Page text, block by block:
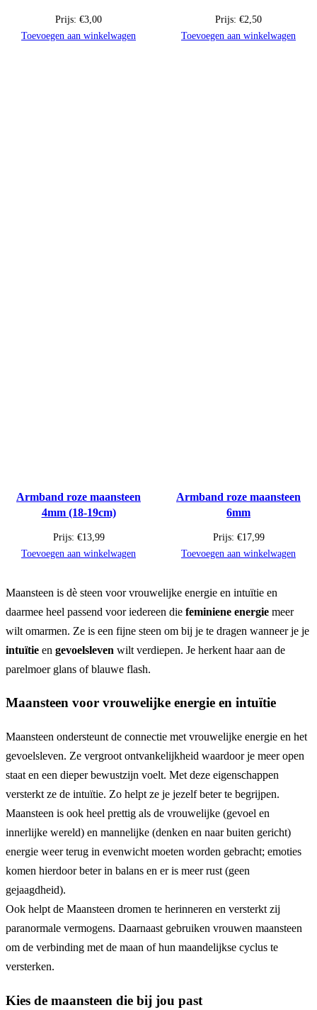
Prijs: €3,00
Toevoegen aan winkelwagen
Prijs: €2,50
Toevoegen aan winkelwagen
Armband roze maansteen
4mm (18-19cm)
Prijs: €13,99
Toevoegen aan winkelwagen
Armband roze maansteen
6mm
Prijs: €17,99
Toevoegen aan winkelwagen
Maansteen is dè steen voor vrouwelijke energie en intuïtie en
daarmee heel passend voor iedereen die feminiene energie meer
wilt omarmen. Ze is een fijne steen om bij je te dragen wanneer je je
intuïtie en gevoelsleven wilt verdiepen. Je herkent haar aan de
parelmoer glans of blauwe flash.
Maansteen voor vrouwelijke energie en intuïtie
Maansteen ondersteunt de connectie met vrouwelijke energie en het
gevoelsleven. Ze vergroot ontvankelijkheid waardoor je meer open
staat en een dieper bewustzijn voelt. Met deze eigenschappen
versterkt ze de intuïtie. Zo helpt ze je jezelf beter te begrijpen.
Maansteen is ook heel prettig als de vrouwelijke (gevoel en
innerlijke wereld) en mannelijke (denken en naar buiten gericht)
energie weer terug in evenwicht moeten worden gebracht; emoties
komen hierdoor beter in balans en er is meer rust (geen
gejaagdheid).
Ook helpt de Maansteen dromen te herinneren en versterkt zij
paranormale vermogens. Daarnaast gebruiken vrouwen maansteen
om de verbinding met de maan of hun maandelijkse cyclus te
versterken.
Kies de maansteen die bij jou past